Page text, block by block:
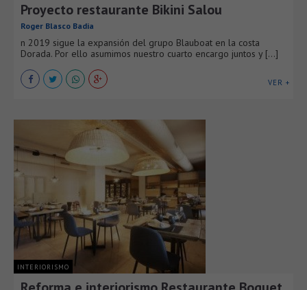
Proyecto restaurante Bikini Salou
Roger Blasco Badia
n 2019 sigue la expansión del grupo Blauboat en la costa
Dorada. Por ello asumimos nuestro cuarto encargo juntos y [...]
VER +
INTERIORISMO